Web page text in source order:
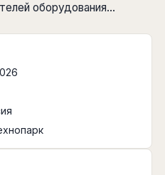
оборудования...